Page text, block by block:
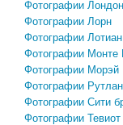
Фотографии
Фотографии Лорн
Фотографии Лотиан
Фотографии Монте
Фотографии Морэй
Фотографии
Фотографии Сити
Фотографии Тевиот